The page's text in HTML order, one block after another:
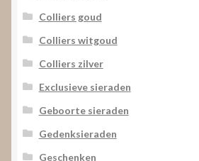
Colliers goud
Colliers witgoud
Colliers zilver
Exclusieve sieraden
Geboorte sieraden
Gedenksieraden
Geschenken